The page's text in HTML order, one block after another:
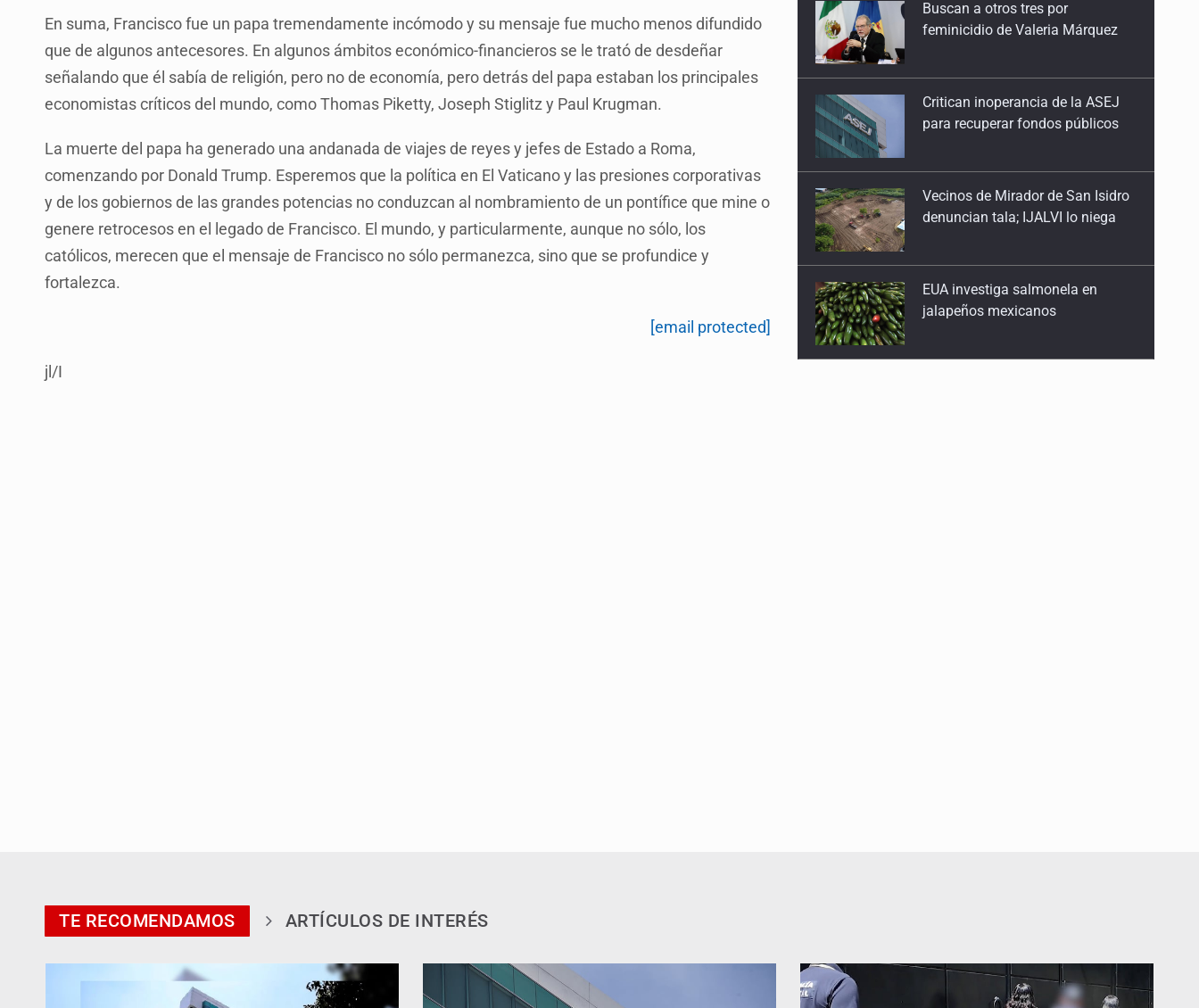
En suma, Francisco fue un papa tremendamente incómodo y su mensaje fue mucho menos difundido
que de algunos antecesores. En algunos ámbitos económico-financieros se le trató de desdeñar
señalando que él sabía de religión, pero no de economía, pero detrás del papa estaban los principales
economistas críticos del mundo, como Thomas Piketty, Joseph Stiglitz y Paul Krugman.
La muerte del papa ha generado una andanada de viajes de reyes y jefes de Estado a Roma,
comenzando por Donald Trump. Esperemos que la política en El Vaticano y las presiones corporativas
y de los gobiernos de las grandes potencias no conduzcan al nombramiento de un pontífice que mine o
genere retrocesos en el legado de Francisco. El mundo, y particularmente, aunque no sólo, los
católicos, merecen que el mensaje de Francisco no sólo permanezca, sino que se profundice y
fortalezca.
[email protected]
jl/I
2026: ¡Eh, que viene el lobo!
5 de Enero de 2026
Buscan a otros tres por
feminicidio de Valeria Márquez
Critican inoperancia de la ASEJ
para recuperar fondos públicos
Vecinos de Mirador de San Isidro
denuncian tala; IJALVI lo niega
EUA investiga salmonela en
jalapeños mexicanos
TE RECOMENDAMOS ARTÍCULOS DE INTERÉS